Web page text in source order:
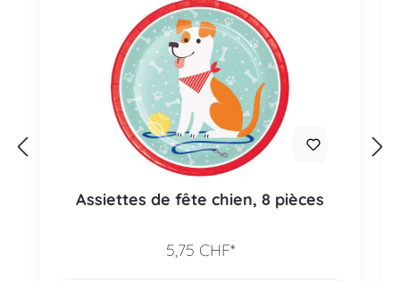
Assiettes de fête chien, 8 pièces
5,75 CHF*